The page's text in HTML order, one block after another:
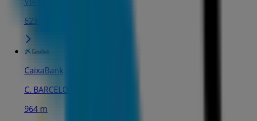
623 m
CaixaBank
C. BARCELONA, 62, Salou
964 m